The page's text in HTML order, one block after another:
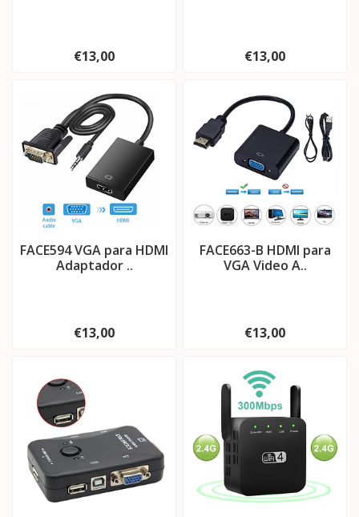
€13,00 €13,00
FACE594 VGA para HDMI
Adaptador ..
€13,00
FACE663-B HDMI para
VGA Video A..
€13,00